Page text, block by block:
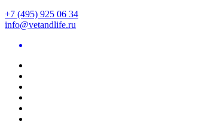
+7 (495) 925 06 34
info@vetandlife.ru